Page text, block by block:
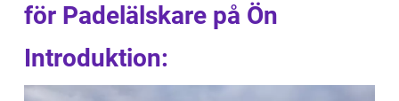
för Padelälskare på Ön
Introduktion: